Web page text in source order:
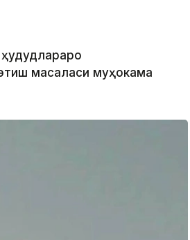
масаласи муҳокама